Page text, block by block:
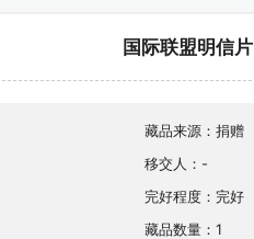
国际联盟明信片
藏品来源：捐赠
移交人：-
完好程度：完好
藏品数量：1